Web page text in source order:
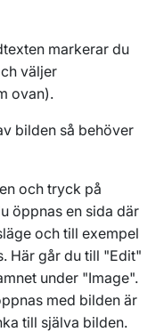
markerar du
väljer
ovan).
bilden så behöver
och tryck på
öppnas en sida där
och till exempel
Här går du till "Edit"
under "Image".
med bilden är
till själva bilden.